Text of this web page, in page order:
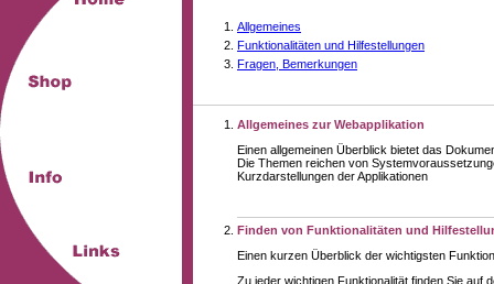
Allgemeines
Funktionalitäten und Hilfestellungen
Fragen, Bemerkungen
Allgemeines zur Webapplikation
Einen allgemeinen Überblick bietet das
Die Themen reichen von
Kurzdarstellungen der Applikationen
Finden von Funktionalitäten und
Einen kurzen Überblick der wichtigsten
Zu jeder wichtigen Funktionalität finden Sie auf